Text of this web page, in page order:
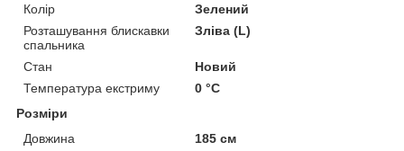
Колір
Зелений
Розташування блискавки
спальника
Зліва (L)
Стан
Новий
Температура екстриму
0 °С
Розміри
Довжина
185 см